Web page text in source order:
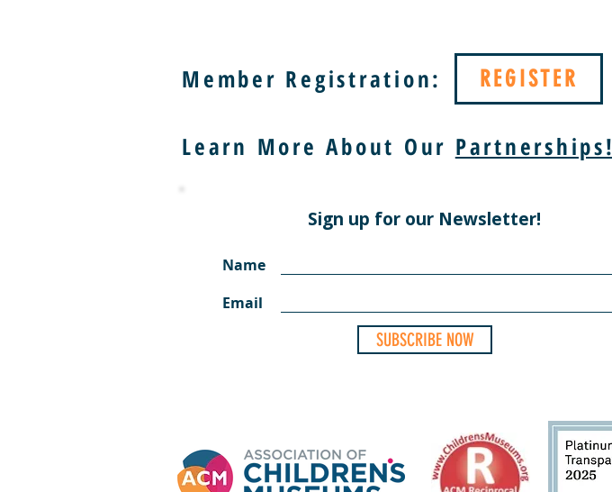
Member Registration: REGISTER
Learn More About Our Partnerships!
Name
Email
SUBSCRIBE NOW
Sign up for our Newsletter!